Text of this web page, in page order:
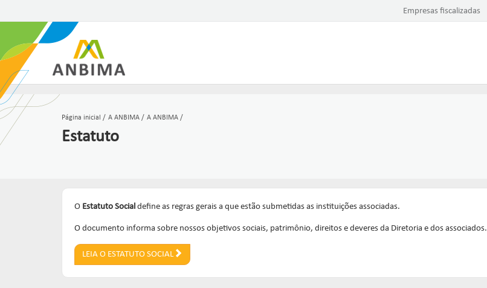
Empresas fiscalizadas
Página inicial A ANBIMA A ANBIMA
Estatuto
O Estatuto Social define as regras gerais a que estão submetidas as instituições associadas.
O documento informa sobre nossos objetivos sociais, patrimônio, direitos e deveres da Diretoria e dos associados.
LEIA O ESTATUTO SOCIAL